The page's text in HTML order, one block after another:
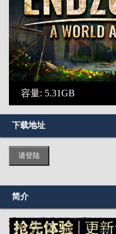
容量: 5.31GB
下载地址
请登陆
简介